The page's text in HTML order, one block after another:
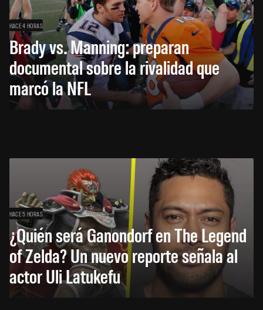
HACE 4 HORAS
Brady vs. Manning: preparan
documental sobre la rivalidad que
marcó la NFL
HACE 5 HORAS
¿Quién será Ganondorf en The Legend
of Zelda? Un nuevo reporte señala al
actor Uli Latukefu